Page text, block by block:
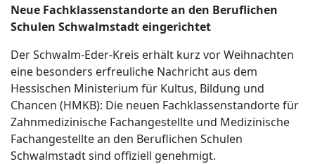
Neue Fachklassenstandorte an den Beruflichen
Schulen Schwalmstadt eingerichtet
Der Schwalm-Eder-Kreis erhält kurz vor Weihnachten
eine besonders erfreuliche Nachricht aus dem
Hessischen Ministerium für Kultus, Bildung und
Chancen (HMKB): Die neuen Fachklassenstandorte für
Zahnmedizinische Fachangestellte und Medizinische
Fachangestellte an den Beruflichen Schulen
Schwalmstadt sind offiziell genehmigt.